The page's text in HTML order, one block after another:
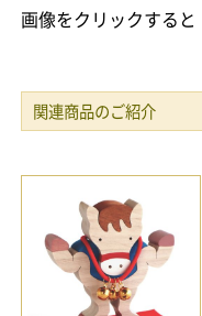
画像をクリックする
関連商品のご紹介